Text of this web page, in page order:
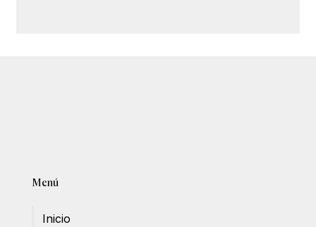
Menú
Inicio